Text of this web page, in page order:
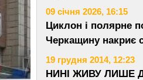
09 січня 2026, 16:15
Циклон і полярне
Черкащину накриє
19 грудня 2014, 12:23
НИНІ ЖИВУ ЛИШЕ